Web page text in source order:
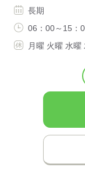
長期
06：00～15：
月曜 火曜 水曜